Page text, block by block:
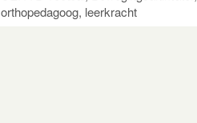
orthopedagoog, leerkracht